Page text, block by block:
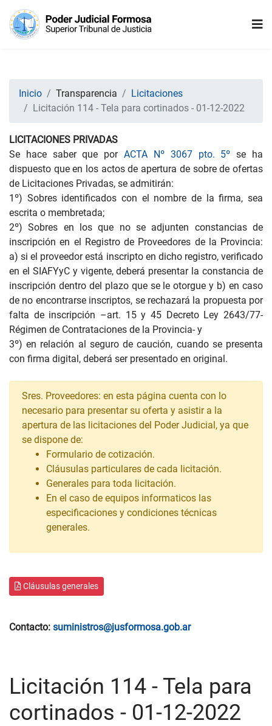
Inicio Transparencia
Licitaciones
Licitación 114 - Tela para cortinados - 01-12-2022
LICITACIONES PRIVADAS
Se hace saber que porACTA Nº 3067 pto. 5º se ha
dispuesto que en los actos de apertura de sobre de ofertas
de Licitaciones Privadas, se admitirán:
1º) Sobres identificados con el nombre de la firma, sea
escrita o membretada;
2º) Sobres en los que no se adjunten constancias de
inscripción en el Registro de Proveedores de la Provincia:
a) si el proveedor está inscripto en dicho registro, verificado
en el SIAFYyC y vigente, deberá presentar la constancia de
inscripción dentro del plazo que se le otorgue y b) en caso
de no encontrarse inscriptos, se rechazará la propuesta por
falta de inscripción –art. 15 y 45 Decreto Ley 2643/77-
Régimen de Contrataciones de la Provincia- y
3º) en relación al seguro de caución, cuando se presenta
con firma digital, deberá ser presentado en original.
Sres. Proveedores: en esta página cuenta con lo
necesario para presentar su oferta y asistir a la
apertura de las licitaciones del Poder Judicial, ya que
se dispone de:
Formulario de cotización.
Cláusulas particulares de cada licitación.
Generales para toda licitación.
En el caso de equipos informaticos las
especificaciones y condiciones técnicas
generales.
Cláusulas generales
Contacto: suministros@jusformosa.gob.ar
Licitación 114 - Tela para
cortinados - 01-12-2022